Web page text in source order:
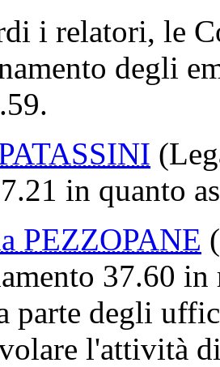
i relatori, le
degli
in quanto
PEZZOPANE
37.60
parte degli
l'attività